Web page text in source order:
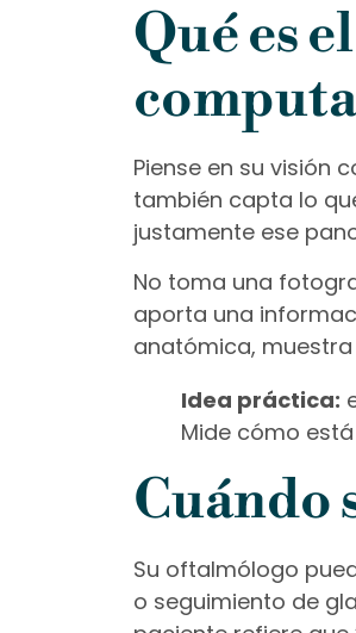
Qué es
Piense en su visión
también capta lo
justamente ese
No toma una
aporta una
anatómica,
Idea práctica:
Mide cómo
Cuándo
Su oftalmólogo
o seguimiento de